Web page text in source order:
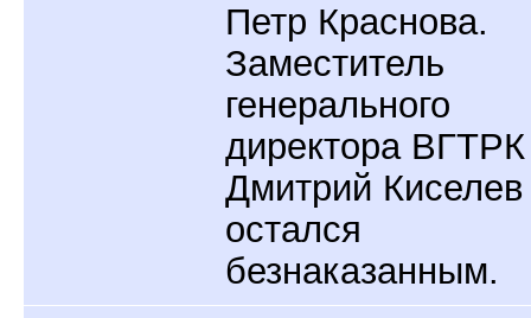
Петр Краснова.
Заместитель
генерального
директора ВГТРК
Дмитрий Киселев
остался
безнаказанным.